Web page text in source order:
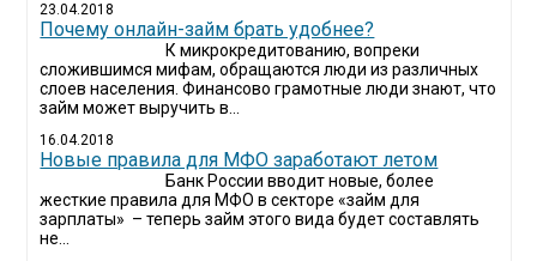
23.04.2018
Почему онлайн-займ брать удобнее?
К микрокредитованию, вопреки
сложившимся мифам, обращаются люди из различных
слоев населения. Финансово грамотные люди знают, что
займ может выручить в...
16.04.2018
Новые правила для МФО заработают летом
Банк России вводит новые, более
жесткие правила для МФО в секторе «займ для
зарплаты» – теперь займ этого вида будет составлять
не...